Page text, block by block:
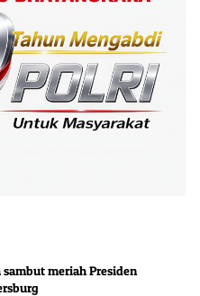
sambut meriah Presiden